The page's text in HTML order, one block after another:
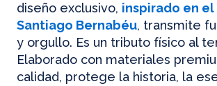
diseño exclusivo, inspirado en el
Santiago Bernabéu, transmite
y orgullo. Es un tributo físico al
Elaborado con materiales
calidad, protege la historia, la